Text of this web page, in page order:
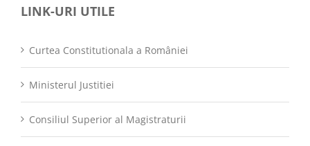
LINK-URI UTILE
Curtea Constitutionala a României
Ministerul Justitiei
Consiliul Superior al Magistraturii